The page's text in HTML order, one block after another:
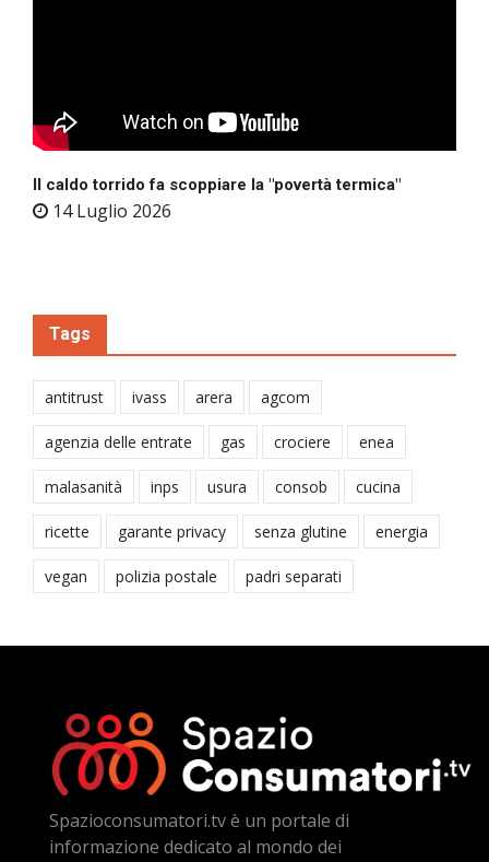
Il caldo torrido fa scoppiare la "povertà termica"
14 Luglio 2026
Tags
antitrust ivass arera agcom
agenzia delle entrate gas crociere enea
malasanità inps usura consob cucina
ricette garante privacy senza glutine energia
vegan polizia postale padri separati
Spazioconsumatori.tv è un portale di
informazione dedicato al mondo dei